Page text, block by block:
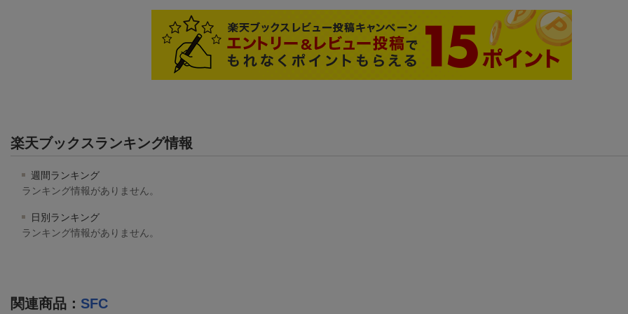
楽天ブックスランキング情報
週間ランキング
ランキング情報がありません。
日別ランキング
ランキング情報がありません。
関連商品 ： SFC